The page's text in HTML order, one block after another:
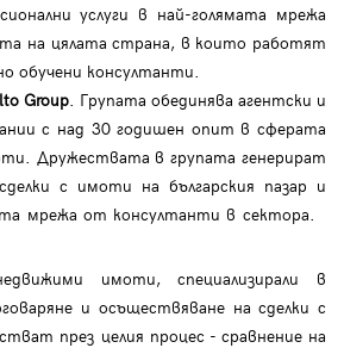
услуги в най-голямата мрежа
на цялата страна, в които работят
обучени консултанти.
Group . Групата обединява агентски и
с над 30 годишен опит в сферата
Дружествата в групата генерират
с имоти на българския пазар и
мрежа от консултанти в сектора.
имоти, специализирали в
и осъществяване на сделки с
през целия процес - сравнение на